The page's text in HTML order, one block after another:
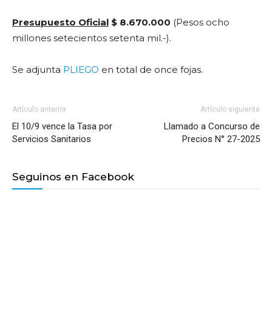
Presupuesto Oficial $ 8.670.000 (Pesos ocho
millones setecientos setenta mil.-).
Se adjunta PLIEGO en total de once fojas.
Artículo anterior
El 10/9 vence la Tasa por
Servicios Sanitarios
Artículo siguiente
Llamado a Concurso de
Precios N° 27-2025
Seguinos en Facebook